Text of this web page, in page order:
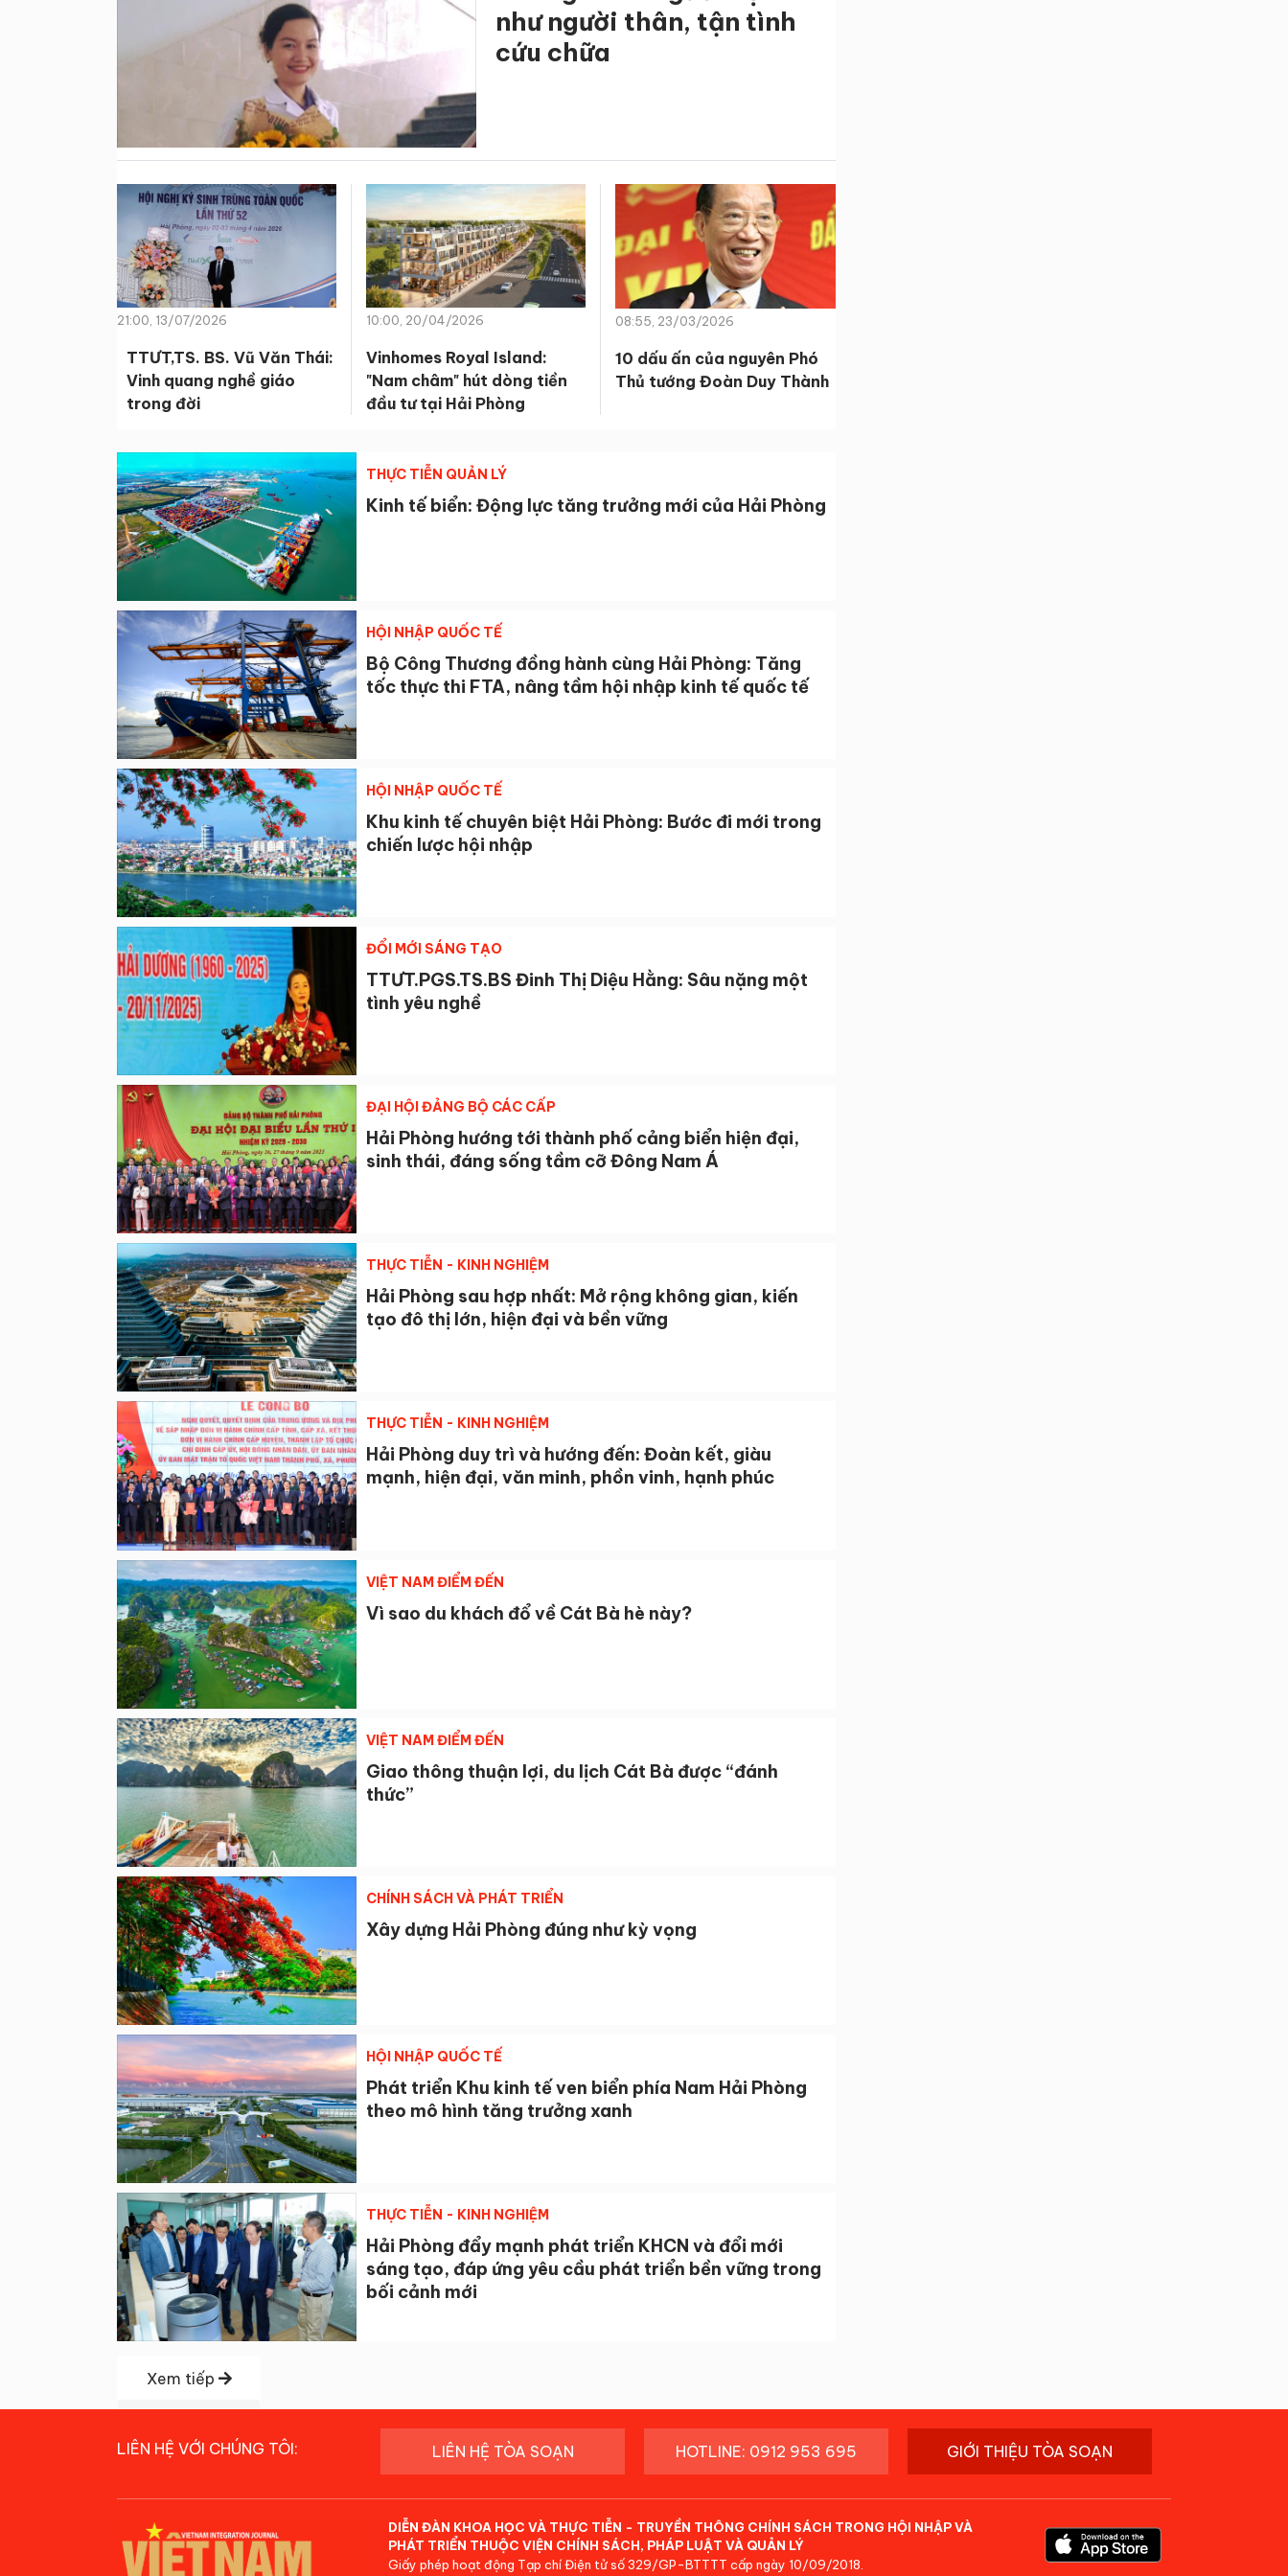
như người thân, tận tình
cứu chữa
21:00, 13/07/2026
TTƯT,TS. BS. Vũ Văn Thái:
Vinh quang nghề giáo
trong đời
10:00, 20/04/2026
Vinhomes Royal Island:
"Nam châm" hút dòng tiền
đầu tư tại Hải Phòng
08:55, 23/03/2026
10 dấu ấn của nguyên Phó
Thủ tướng Đoàn Duy Thành
THỰC TIỄN QUẢN LÝ
Kinh tế biển: Động lực tăng trưởng mới của Hải Phòng
HỘI NHẬP QUỐC TẾ
Bộ Công Thương đồng hành cùng Hải Phòng: Tăng
tốc thực thi FTA, nâng tầm hội nhập kinh tế quốc tế
HỘI NHẬP QUỐC TẾ
Khu kinh tế chuyên biệt Hải Phòng: Bước đi mới trong
chiến lược hội nhập
ĐỔI MỚI SÁNG TẠO
TTƯT.PGS.TS.BS Đinh Thị Diệu Hằng: Sâu nặng một
tình yêu nghề
ĐẠI HỘI ĐẢNG BỘ CÁC CẤP
Hải Phòng hướng tới thành phố cảng biển hiện đại,
sinh thái, đáng sống tầm cỡ Đông Nam Á
THỰC TIỄN - KINH NGHIỆM
Hải Phòng sau hợp nhất: Mở rộng không gian, kiến
tạo đô thị lớn, hiện đại và bền vững
THỰC TIỄN - KINH NGHIỆM
Hải Phòng duy trì và hướng đến: Đoàn kết, giàu
mạnh, hiện đại, văn minh, phồn vinh, hạnh phúc
VIỆT NAM ĐIỂM ĐẾN
Vì sao du khách đổ về Cát Bà hè này?
VIỆT NAM ĐIỂM ĐẾN
Giao thông thuận lợi, du lịch Cát Bà được “đánh
thức”
CHÍNH SÁCH VÀ PHÁT TRIỂN
Xây dựng Hải Phòng đúng như kỳ vọng
HỘI NHẬP QUỐC TẾ
Phát triển Khu kinh tế ven biển phía Nam Hải Phòng
theo mô hình tăng trưởng xanh
THỰC TIỄN - KINH NGHIỆM
Hải Phòng đẩy mạnh phát triển KHCN và đổi mới
sáng tạo, đáp ứng yêu cầu phát triển bền vững trong
bối cảnh mới
Xem tiếp
LIÊN HỆ VỚI CHÚNG TÔI: LIÊN HỆ TÒA SOẠN HOTLINE: 0912 953 695 GIỚI THIỆU TÒA SOẠN
DIỄN ĐÀN KHOA HỌC VÀ THỰC TIỄN - TRUYỀN THÔNG CHÍNH SÁCH TRONG HỘI NHẬP VÀ
PHÁT TRIỂN THUỘC VIỆN CHÍNH SÁCH, PHÁP LUẬT VÀ QUẢN LÝ
Giấy phép hoạt động Tạp chí Điện tử số 329/GP-BTTTT cấp ngày 10/09/2018.